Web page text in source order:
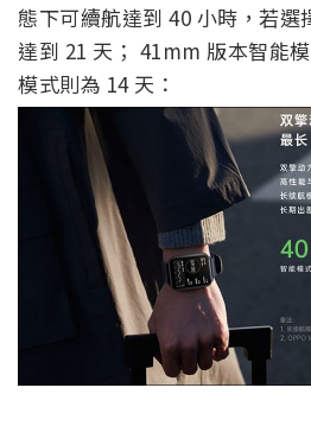
態下可續航達到 40 小時，若選
達到 21 天； 41mm 版本智能
模式則為 14 天：